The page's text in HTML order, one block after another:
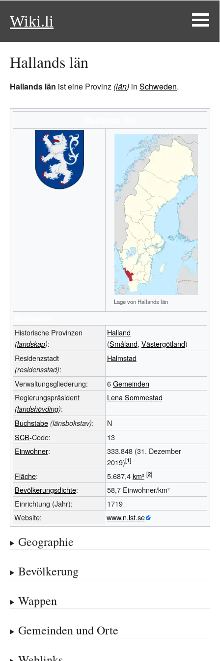
Wiki.li
Hallands län
Hallands län ist eine Provinz (län) in Schweden.
Lage von Hallands län
Historische Provinzen
(landskap):
Halland
(Småland, Västergötland)
Residenzstadt
(residensstad):
Halmstad
Verwaltungsgliederung: 6Gemeinden
Regierungspräsident
(landshövding):
Lena Sommestad
Buchstabe (länsbokstav):
N
SCB-Code:
13
Einwohner: 333.848 (31. Dezember
2019)
Fläche: 5.687,4km²
Bevölkerungsdichte: 58,7 Einwohner/km²
Einrichtung (Jahr):
1719
Website:
www.n.lst.se
Geographie
Bevölkerung
Wappen
Gemeinden und Orte